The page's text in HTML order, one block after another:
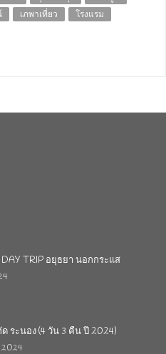
เภพาเที่ยว
โรงแรม
TRIP อยุธยา นอกกระแส
ระนอง (4 วัน 3 คืน ปี 2024)